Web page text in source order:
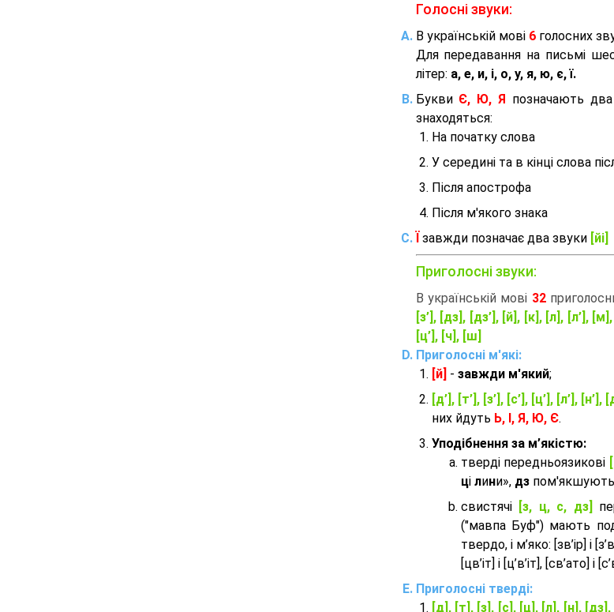
Голосні звуки:
В українській мові 6голосних
Для передавання на письмі
літер: а, е, и, і, о, у, я, ю, є, ї.
Букви Є, Ю, Я позначають
знаходяться:
На початку слова
У середині та в кінці слова
Після апострофа
Після м'якого знака
завжди позначає два звуки [йі]
Приголосні звуки:
В українській мові 32
[з’], [дз], [дз’], [й], [к], [л], [л’],
[ц’], [ч], [ш]
Приголосні м'які:
[й] - завжди м'який;
[д’], [т’], [з’], [с’], [ц’], [л’], [н’],
них йдуть Ь, І, Я, Ю, Є.
Уподібнення за м’якістю:
тверді передньоязикові
ці лини», дз
cвистячі
[з, ц, с, дз]
("мавпа Буф") мають
твердо, і м’яко: [зв’ір] і
[цв’іт] і [ц’в’іт], [св’ато] і
Приголосні тверді:
[д], [т], [з], [с], [ц], [л], [н], [дз],